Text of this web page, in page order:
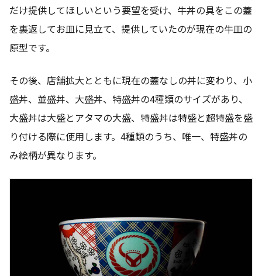
だけ提供してほしいという要望を受け、牛丼の具をこの蓋
を裏返してお皿に見立て、提供していたのが現在の牛皿の
原型です。
その後、店舗拡大とともに現在の蓋なしの丼に変わり、小
盛丼、並盛丼、大盛丼、特盛丼の4種類のサイズがあり、
大盛丼は大盛とアタマの大盛、特盛丼は特盛と超特盛を盛
り付ける際に使用します。4種類のうち、唯一、特盛丼の
み絵柄が異なります。